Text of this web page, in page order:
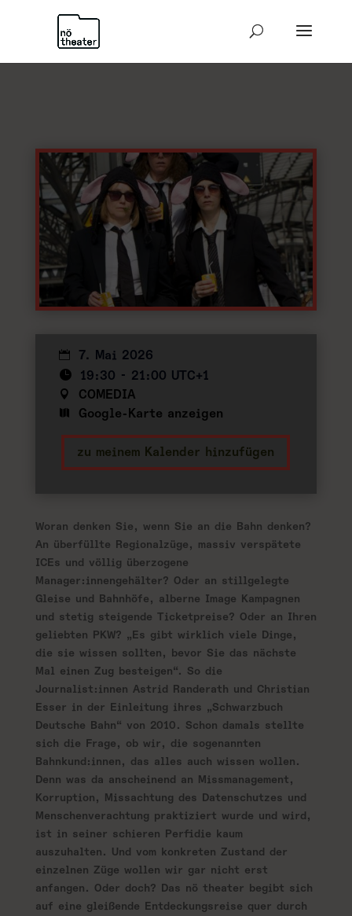
7. Mai 2026
19:30 - 21:00 UTC+1
COMEDIA
Google-Karte anzeigen
zu meinem Kalender hinzufügen
Woran denken Sie, wenn Sie an die Bahn denken?
An überfüllte Regionalzüge, massiv verspätete
ICEs und völlig überzogene
Manager:innengehälter? Oder an stillgelegte
Gleise und Bahnhöfe, alberne Image Kampagnen
und stetig steigende Ticketpreise? Oder an Ihren
geliebten PKW? „Es gibt wirklich viele Dinge,
die sie wissen sollten, bevor Sie das nächste
Mal einen Zug besteigen“. So die
Journalist:innen Astrid Randerath und Christian
Esser in der Einleitung ihres „Schwarzbuch
Deutsche Bahn“ von 2010. Schon damals stellte
sich die Frage, ob wir, die sogenannten
Bahnkund:innen, das alles auch wissen wollen.
Denn was da anscheinend an Missmanagement,
Korruption, Missachtung des Datenschutzes und
Menschenverachtung praktiziert wurde und wird,
ist in seiner schieren Perfidie kaum
auszuhalten. Und vom konkreten Zustand der
einzelnen Züge wollen wir gar nicht erst
anfangen. Oder doch? Das nö theater begibt sich
auf eine gleißende Entdeckungsreise quer durch